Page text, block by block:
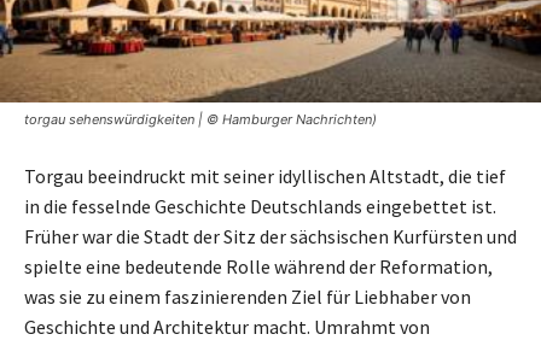
torgau sehenswürdigkeiten | © Hamburger Nachrichten)
Torgau beeindruckt mit seiner idyllischen Altstadt, die tief
in die fesselnde Geschichte Deutschlands eingebettet ist.
Früher war die Stadt der Sitz der sächsischen Kurfürsten und
spielte eine bedeutende Rolle während der Reformation,
was sie zu einem faszinierenden Ziel für Liebhaber von
Geschichte und Architektur macht. Umrahmt von